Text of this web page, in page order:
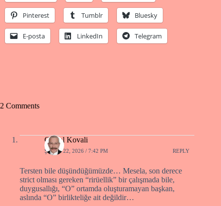
Pinterest Tumblr Bluesky
E-posta LinkedIn Telegram
2 Comments
Cemal Kovali
ŞUBAT 22, 2026 / 7:42 PM REPLY
Tersten bile düşündüğümüzde… Mesela, son derece
strict olması gereken “rirüellik” bir çalışmada bile,
duygusallığı, “O” ortamda oluşturamayan başkan,
aslında “O” birlikteliğe ait değildir…